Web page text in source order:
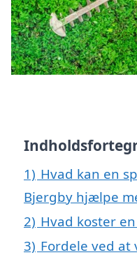
1) Hvad kan en
Bjergby hjælpe
2) Hvad koster
3) Fordele ved